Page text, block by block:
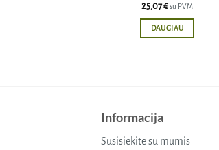
25,07€su PVM
DAUGIAU
Informacija
Susisiekite su mumis